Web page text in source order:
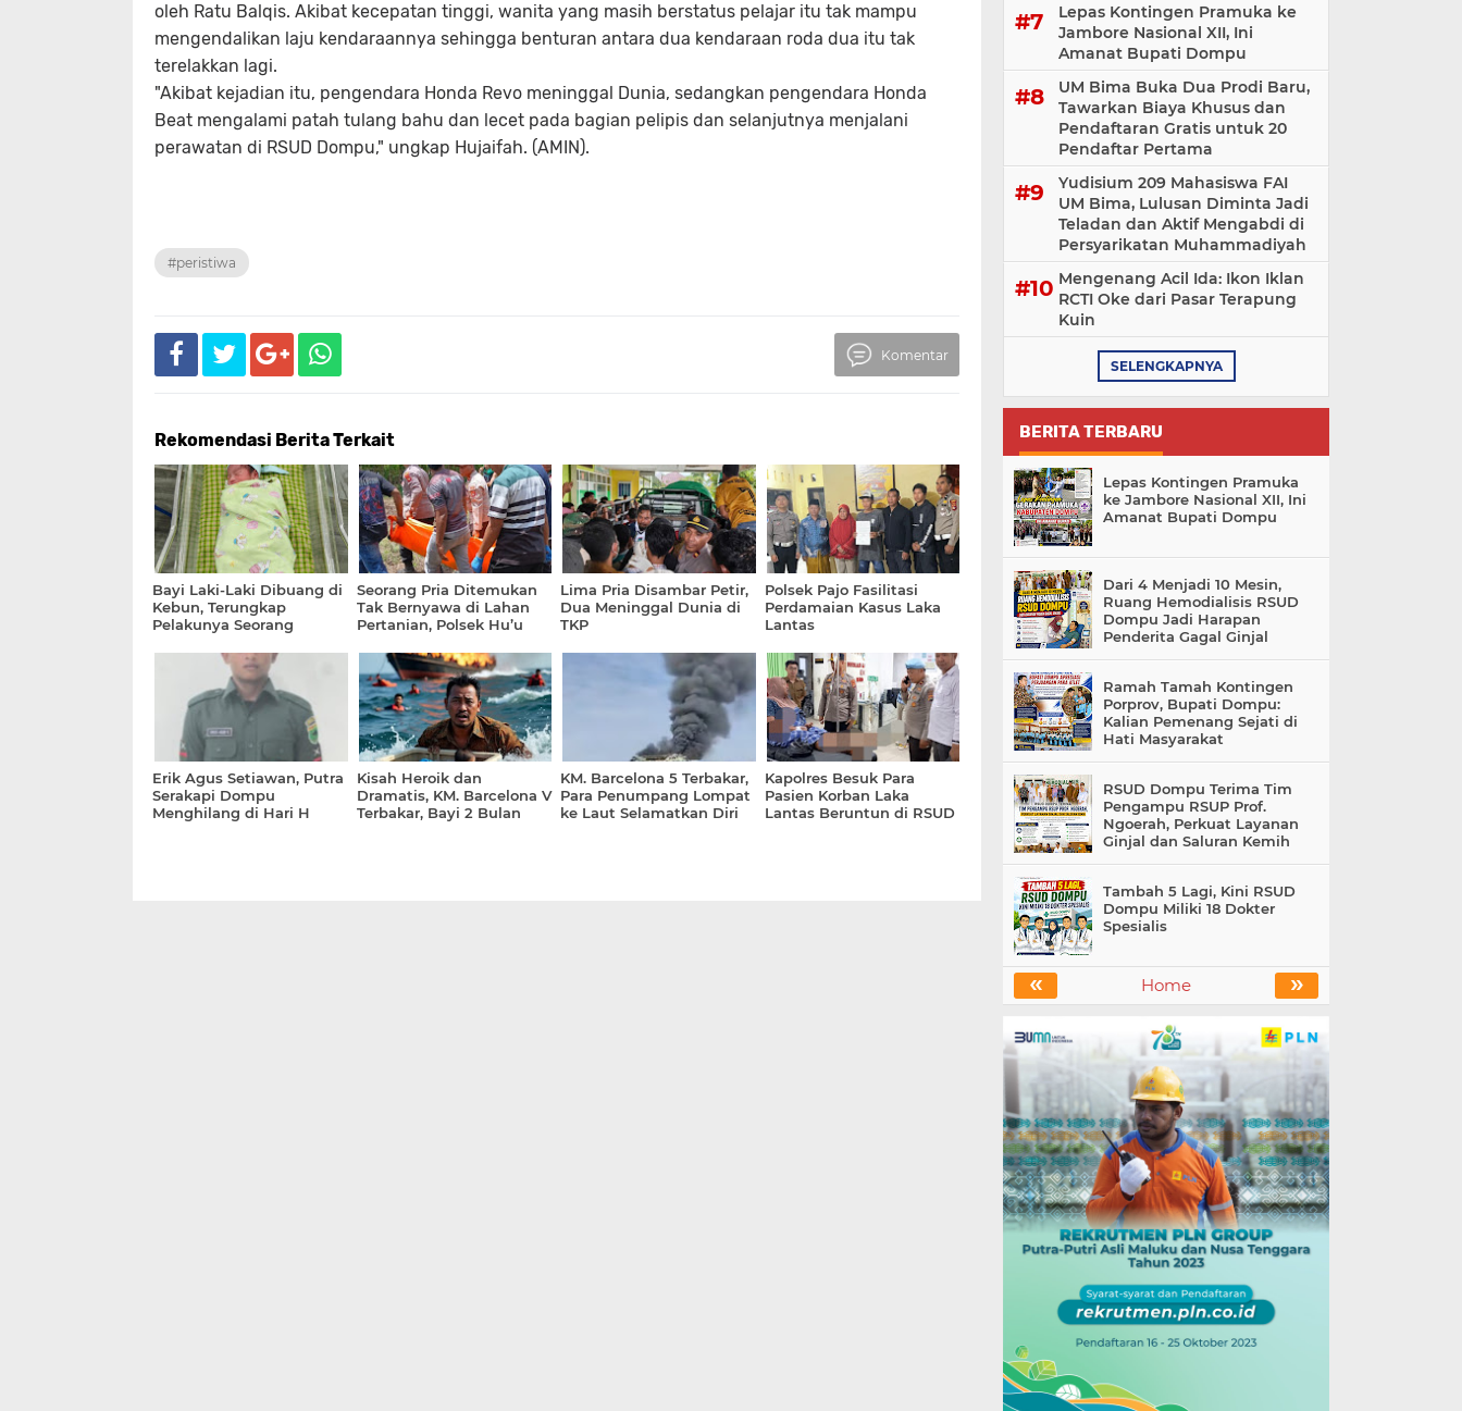
oleh Ratu Balqis. Akibat kecepatan tinggi, wanita yang masih berstatus pelajar itu tak mampu
mengendalikan laju kendaraannya sehingga benturan antara dua kendaraan roda dua itu tak
terelakkan lagi.
"Akibat kejadian itu, pengendara Honda Revo meninggal Dunia, sedangkan pengendara Honda
Beat mengalami patah tulang bahu dan lecet pada bagian pelipis dan selanjutnya menjalani
perawatan di RSUD Dompu," ungkap Hujaifah. (AMIN).
#peristiwa
Komentar
Rekomendasi Berita Terkait
Bayi Laki-Laki Dibuang di
Kebun, Terungkap
Pelakunya Seorang
Seorang Pria Ditemukan
Tak Bernyawa di Lahan
Pertanian, Polsek Hu’u
Cepat
Lima Pria Disambar Petir,
Dua Meninggal Dunia di
TKP
Polsek Pajo Fasilitasi
Perdamaian Kasus Laka
Lantas
Erik Agus Setiawan, Putra
Serakapi Dompu
Menghilang di Hari H
Kisah Heroik dan
Dramatis, KM. Barcelona V
Terbakar, Bayi 2 Bulan
KM. Barcelona 5 Terbakar,
Para Penumpang Lompat
ke Laut Selamatkan Diri
Kapolres Besuk Para
Pasien Korban Laka
Lantas Beruntun di RSUD
Lepas Kontingen Pramuka ke
Jambore Nasional XII, Ini
Amanat Bupati Dompu
UM Bima Buka Dua Prodi Baru,
Tawarkan Biaya Khusus dan
Pendaftaran Gratis untuk 20
Pendaftar Pertama
Yudisium 209 Mahasiswa FAI
UM Bima, Lulusan Diminta Jadi
Teladan dan Aktif Mengabdi di
Persyarikatan Muhammadiyah
Mengenang Acil Ida: Ikon Iklan
RCTI Oke dari Pasar Terapung
Kuin
SELENGKAPNYA
BERITA TERBARU
Lepas Kontingen Pramuka
ke Jambore Nasional XII, Ini
Amanat Bupati Dompu
Dari 4 Menjadi 10 Mesin,
Ruang Hemodialisis RSUD
Dompu Jadi Harapan
Penderita Gagal Ginjal
Ramah Tamah Kontingen
Porprov, Bupati Dompu:
Kalian Pemenang Sejati di
Hati Masyarakat
RSUD Dompu Terima Tim
Pengampu RSUP Prof.
Ngoerah, Perkuat Layanan
Ginjal dan Saluran Kemih
Tambah 5 Lagi, Kini RSUD
Dompu Miliki 18 Dokter
Spesialis
« »
Home